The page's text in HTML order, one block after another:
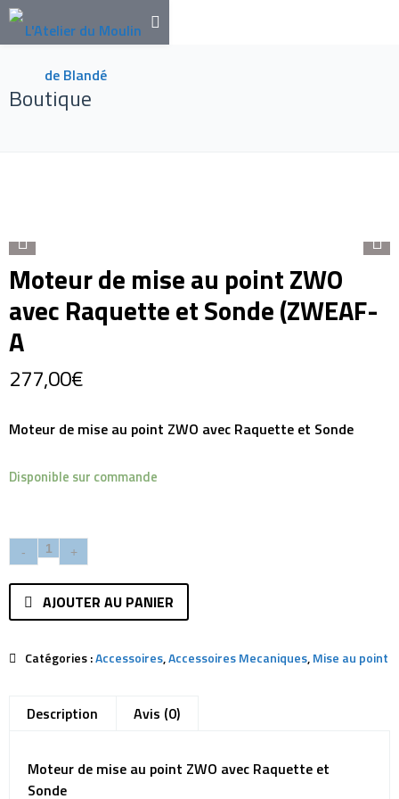
Boutique
Moteur de mise au point ZWO
avec Raquette et Sonde (ZWEAF-
A
277,00€
Moteur de mise au point ZWO avec Raquette et Sonde
Disponible sur commande
AJOUTER AU PANIER
Catégories :Accessoires,Accessoires Mecaniques,Mise au point
Description Avis (0)
Moteur de mise au point ZWO avec Raquette et
Sonde